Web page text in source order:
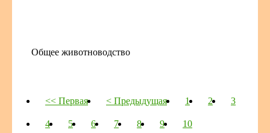
Общее животноводство
<< Первая < Предыдущая 1 2 3
4 5 6 7 8 9 10